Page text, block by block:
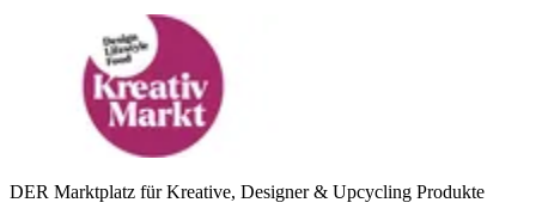
DER Marktplatz für Kreative, Designer & Upcycling Produkte